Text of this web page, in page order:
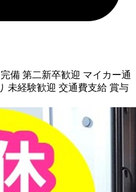
備 第二新卒歓迎 マイカー通
未経験歓迎 交通費支給 賞与